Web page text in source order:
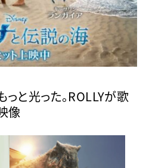
と光った。ROLLYが歌
像